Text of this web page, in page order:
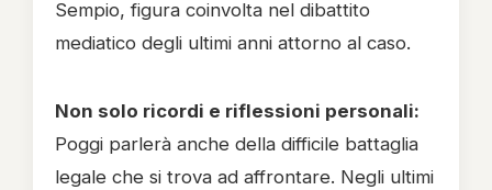
Sempio, figura coinvolta nel dibattito
mediatico degli ultimi anni attorno al caso.
Non solo ricordi e riflessioni personali:
Poggi parlerà anche della difficile battaglia
legale che si trova ad affrontare. Negli ultimi